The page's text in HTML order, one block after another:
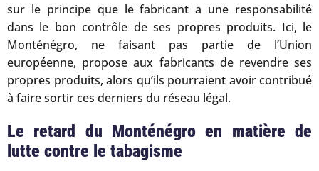
sur le principe que le fabricant a une responsabilité
dans le bon contrôle de ses propres produits. Ici, le
Monténégro, ne faisant pas partie de l’Union
européenne, propose aux fabricants de revendre ses
propres produits, alors qu’ils pourraient avoir contribué
à faire sortir ces derniers du réseau légal.
Le retard du Monténégro en matière de
lutte contre le tabagisme